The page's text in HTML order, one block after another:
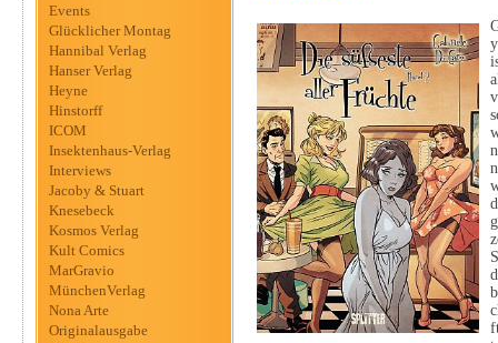
Events
Glücklicher Montag
Hannibal Verlag
Hanser Verlag
Heyne
Hinstorff
ICOM
Insektenhaus-Verlag
Interviews
Jacoby & Stuart
Knesebeck
Kosmos Verlag
Kult Comics
MarGravio
MünchenVerlag
Nona Arte
Originalausgabe
y